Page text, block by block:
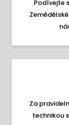
Podívejte
Za
technikou